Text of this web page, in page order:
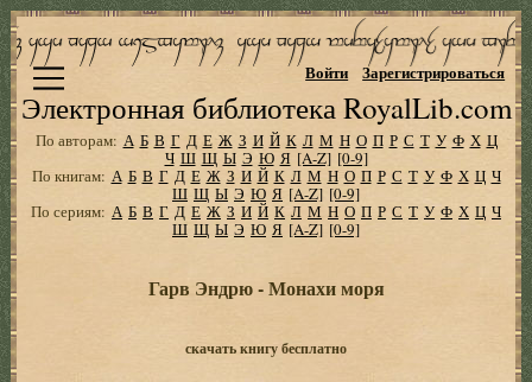
Электронная библиотека RoyalLib.com
Войти Зарегистрироваться
По авторам: А Б В Г Д Е Ж З И Й К Л М Н О П Р С Т У Ф Х Ц
Ч Ш Щ Ы Э Ю Я [A-Z] [0-9]
По книгам: А Б В Г Д Е Ж З И Й К Л М Н О П Р С Т У Ф Х Ц Ч
Ш Щ Ы Э Ю Я [A-Z] [0-9]
По сериям: А Б В Г Д Е Ж З И Й К Л М Н О П Р С Т У Ф Х Ц Ч
Ш Щ Ы Э Ю Я [A-Z] [0-9]
Гарв Эндрю - Монахи моря
скачать книгу бесплатно